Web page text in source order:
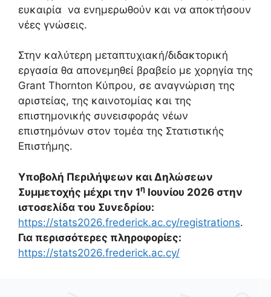
ευκαιρία να ενημερωθούν και να αποκτήσουν
νέες γνώσεις.
Στην καλύτερη μεταπτυχιακή/διδακτορική
εργασία θα απονεμηθεί βραβείο με χορηγία της
Grant Thornton Κύπρου, σε αναγνώριση της
αριστείας, της καινοτομίας και της
επιστημονικής συνεισφοράς νέων
επιστημόνων στον τομέα της Στατιστικής
Επιστήμης.
Υποβολή Περιλήψεων και Δηλώσεων
Συμμετοχής μέχρι την 1η Ιουνίου 2026 στην
ιστοσελίδα του Συνεδρίου:
https://stats2026.frederick.ac.cy/registrations.
Για περισσότερες πληροφορίες:
https://stats2026.frederick.ac.cy/